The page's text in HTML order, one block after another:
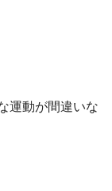
運動が間違いな